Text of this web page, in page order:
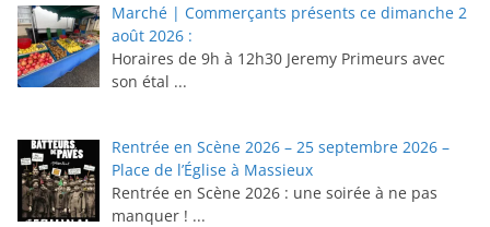
Marché | Commerçants présents ce dimanche 2
août 2026 :
Horaires de 9h à 12h30 ⁠Jeremy Primeurs avec
son étal ...
Rentrée en Scène 2026 – 25 septembre 2026 –
Place de l’Église à Massieux
Rentrée en Scène 2026 : une soirée à ne pas
manquer ! ...